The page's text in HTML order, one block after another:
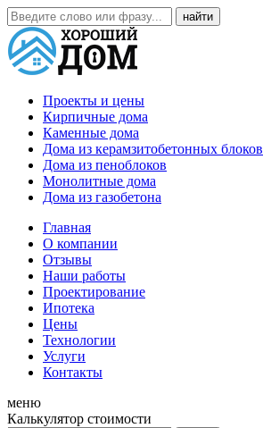
Проекты и цены
Кирпичные дома
Каменные дома
Дома из керамзитобетонных блоков
Дома из пеноблоков
Монолитные дома
Дома из газобетона
Главная
О компании
Отзывы
Наши работы
Проектирование
Ипотека
Цены
Технологии
Услуги
Контакты
меню
Калькулятор стоимости